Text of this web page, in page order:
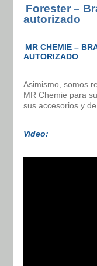
Forester –
autorizado
MR CHEMIE –
AUTORIZADO
Asimismo, somos
MR Chemie para
sus accesorios y
Video: